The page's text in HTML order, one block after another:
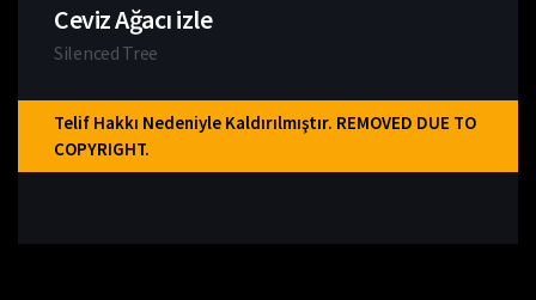
Ceviz Ağacı izle
Silenced Tree
Telif Hakkı Nedeniyle Kaldırılmıştır. REMOVED DUE TO
COPYRIGHT.